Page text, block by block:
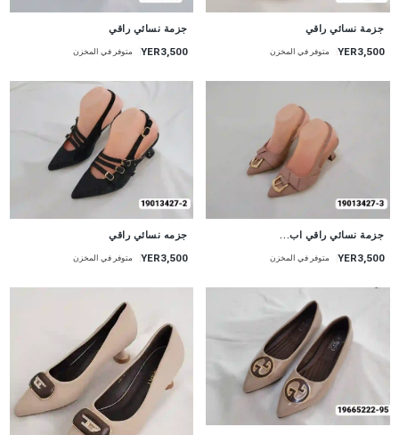
جزمة نسائي راقي
YER3,500 متوفر في المخزن
جزمة نسائي راقي
YER3,500 متوفر في المخزن
جزمة نسائي راقي اب...
YER3,500 متوفر في المخزن
جزمه نسائي راقي
YER3,500 متوفر في المخزن